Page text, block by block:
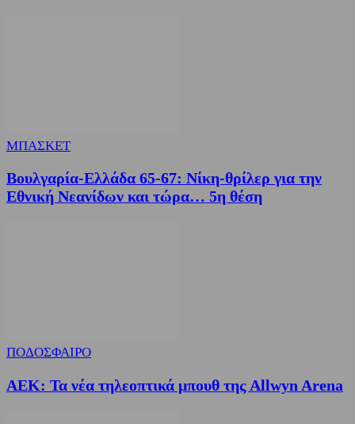
ΜΠΑΣΚΕΤ
Βουλγαρία-Ελλάδα 65-67: Νίκη-θρίλερ για την
Εθνική Νεανίδων και τώρα… 5η θέση
ΠΟΔΟΣΦΑΙΡΟ
ΑΕΚ: Τα νέα τηλεοπτικά μπουθ της Allwyn Arena